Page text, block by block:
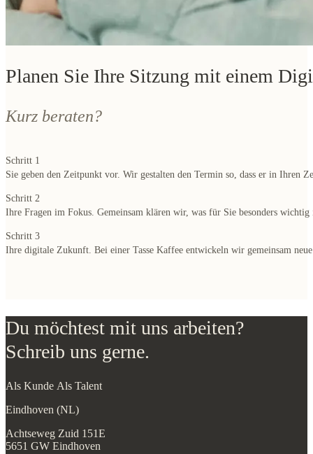
Planen Sie Ihre Sitzung mit einem
Kurz beraten?
Schritt 1
Sie geben den Zeitpunkt vor. Wir gestalten den Termin so, dass er in Ihren
Schritt 2
Ihre Fragen im Fokus. Gemeinsam klären wir, was für Sie besonders wichtig
Schritt 3
Ihre digitale Zukunft. Bei einer Tasse Kaffee entwickeln wir gemeinsam
Du möchtest mit uns arbeiten?
Schreib uns gerne.
Als Kunde Als Talent
Eindhoven (NL)
Achtseweg Zuid 151E
5651 GW Eindhoven